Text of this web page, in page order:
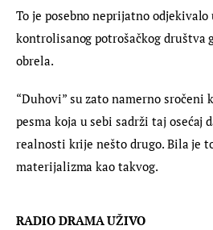
To je posebno neprijatno
kontrolisanog potrošačkog društva
obrela.
“Duhovi” su zato namerno sročeni
pesma koja u sebi sadrži taj osećaj
realnosti krije nešto drugo. Bila je
materijalizma kao takvog.
RADIO DRAMA UŽIVO